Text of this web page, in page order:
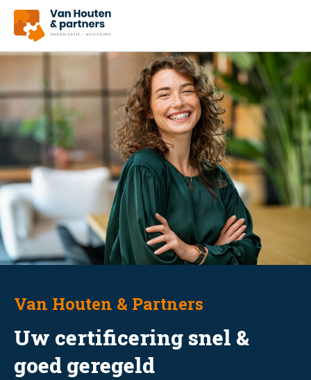
Van Houten & Partners
Uw certificering snel &
goed geregeld